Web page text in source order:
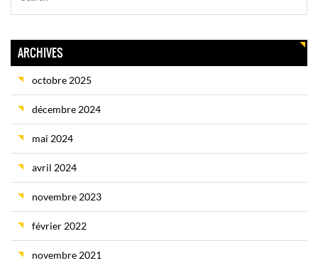
ARCHIVES
octobre 2025
décembre 2024
mai 2024
avril 2024
novembre 2023
février 2022
novembre 2021